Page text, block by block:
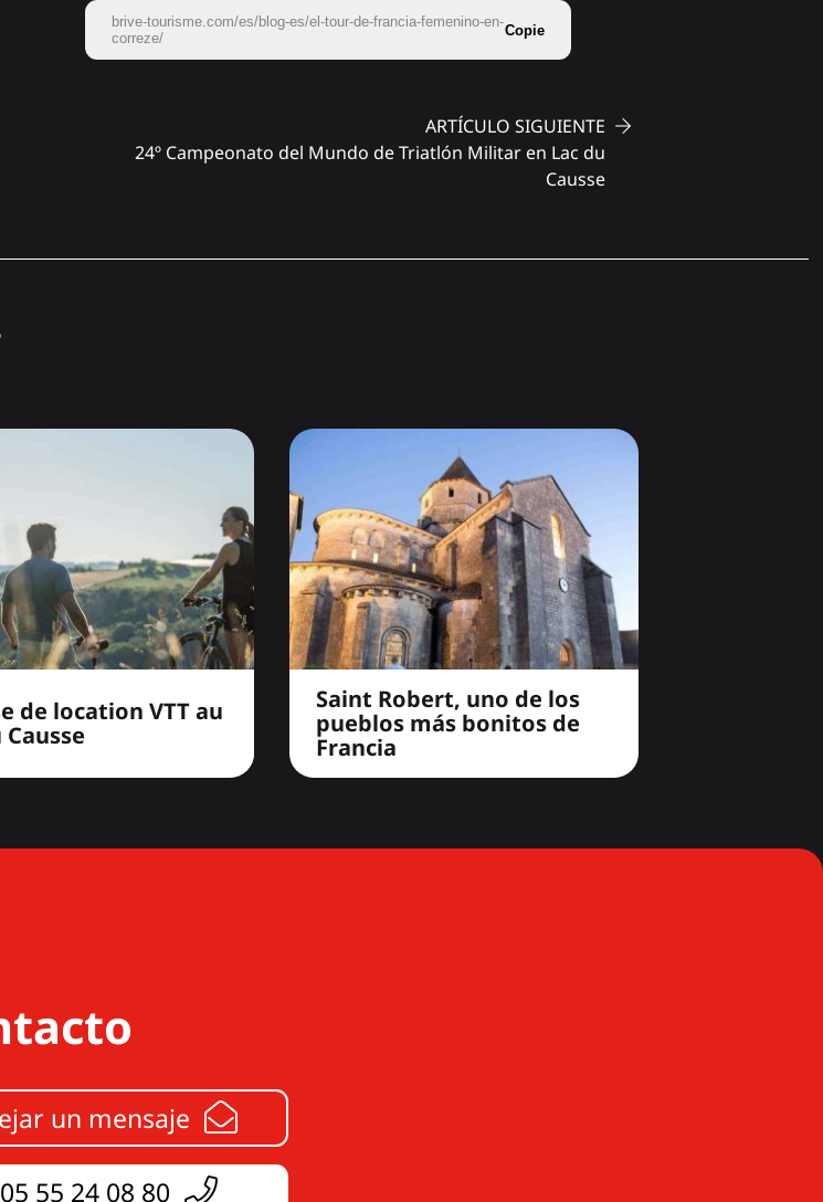
brive-tourisme.com/es/blog-es/el-tour-de-francia-femenino-en-
correze/
Copie
ARTÍCULO SIGUIENTE
24º Campeonato del Mundo de Triatlón Militar en Lac du
Causse
de location VTT au
Causse
Saint Robert, uno de los
pueblos más bonitos de
Francia
un mensaje
05 55 24 08 80